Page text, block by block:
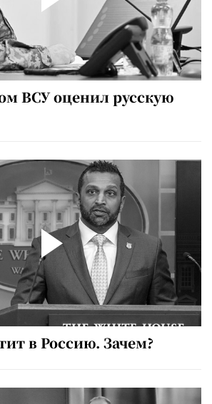
ВСУ оценил русскую
в Россию. Зачем?